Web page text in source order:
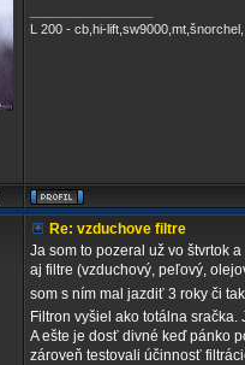
L 200 - cb,hi-lift,sw9000,mt,šnorchel,
Re: vzduchove filtre
Ja som to pozeral už vo štvrtok
aj filtre (vzduchový, peľový,
som s ním mal jazdiť 3 roky či
Filtron vyšiel ako totálna
A ešte je dosť divné keď pánko
zároveň testovali účinnosť